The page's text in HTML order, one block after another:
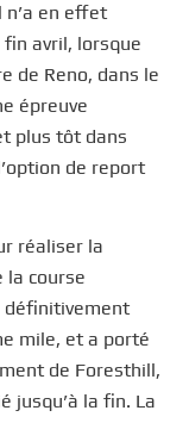
n’a en effet
avril, lorsque
de Reno, dans le
épreuve
plus tôt dans
de report
réaliser la
la course
définitivement
mile, et a porté
de Foresthill,
jusqu’à la fin. La